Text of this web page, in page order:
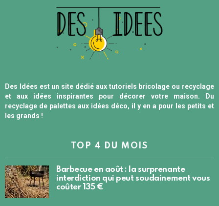
Des Idées est un site dédié aux tutoriels bricolage ou recyclage
et aux idées inspirantes pour décorer votre maison. Du
recyclage de palettes aux idées déco, il y en a pour les petits et
les grands !
TOP 4 DU MOIS
Barbecue en août : la surprenante
interdiction qui peut soudainement vous
coûter 135 €